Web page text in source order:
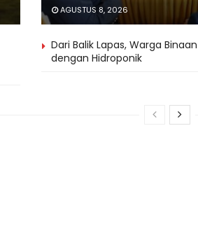
AGUSTUS 8, 2026
Dari Balik Lapas, Warga
dengan Hidroponik